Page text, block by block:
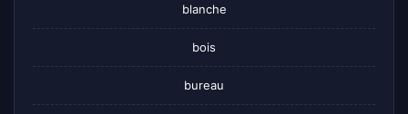
blanche
bois
bureau